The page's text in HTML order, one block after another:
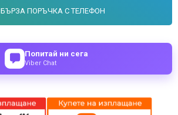
БЪРЗА ПОРЪЧКА С ТЕЛЕФОН
Попитай ни сега
Viber Chat